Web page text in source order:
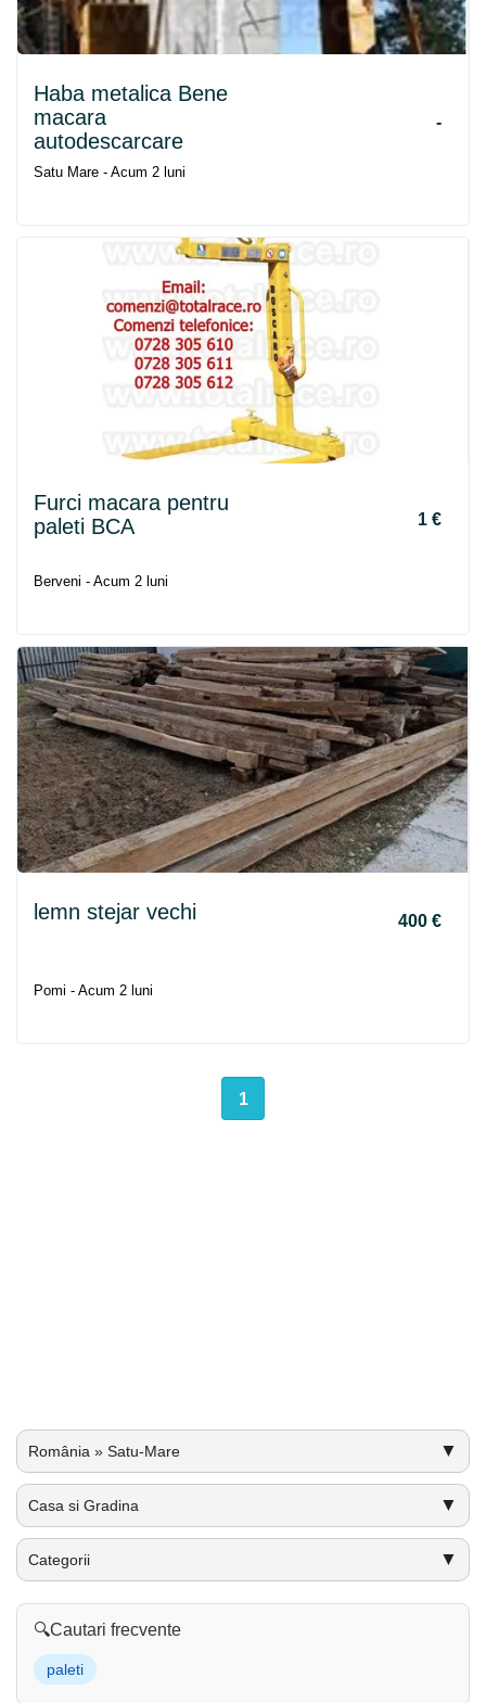
Haba metalica Bene
macara
autodescarcare
-
Satu Mare - Acum 2 luni
Furci macara pentru
paleti BCA
1 €
Berveni - Acum 2 luni
lemn stejar vechi 400 €
Pomi - Acum 2 luni
1
România » Satu-Mare ▼
Casa si Gradina ▼
Categorii ▼
🔍Cautari frecvente
paleti